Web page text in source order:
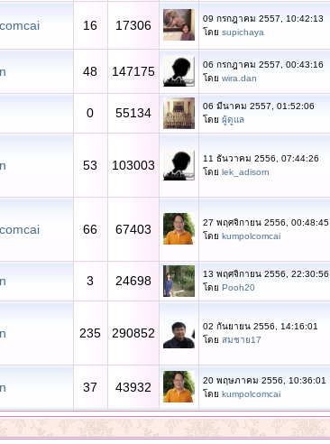
16 17306
09 กรกฎาคม 2557, 10:42:13
โดย supichaya
48 147175
06 กรกฎาคม 2557, 00:43:16
โดย wira.dan
0 55134
06 มีนาคม 2557, 01:52:06
โดย ผู้ดูแล
53 103003
11 ธันวาคม 2556, 07:44:26
โดย lek_adisorn
66 67403
27 พฤศจิกายน 2556, 00:48:45
โดย kumpolcomcai
3 24698
13 พฤศจิกายน 2556, 22:30:56
โดย Pooh20
235 290852
02 กันยายน 2556, 14:16:01
โดย สมชาย17
37 43932
20 พฤษภาคม 2556, 10:36:01
โดย kumpolcomcai